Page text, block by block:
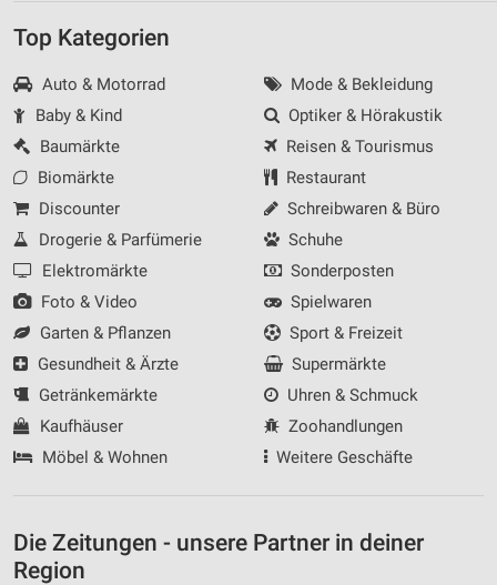
Top Kategorien
Auto & Motorrad
Baby & Kind
Baumärkte
Biomärkte
Discounter
Drogerie & Parfümerie
Elektromärkte
Foto & Video
Garten & Pflanzen
Gesundheit & Ärzte
Getränkemärkte
Kaufhäuser
Möbel & Wohnen
Mode & Bekleidung
Optiker & Hörakustik
Reisen & Tourismus
Restaurant
Schreibwaren & Büro
Schuhe
Sonderposten
Spielwaren
Sport & Freizeit
Supermärkte
Uhren & Schmuck
Zoohandlungen
Weitere Geschäfte
Die Zeitungen - unsere Partner in deiner
Region